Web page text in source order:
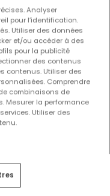
Analyser
pour l’identification.
Utiliser des données
et/ou accéder à des
pour la publicité
des contenus
contenus. Utiliser des
Comprendre
combinaisons de
Mesurer la performance
Utiliser des